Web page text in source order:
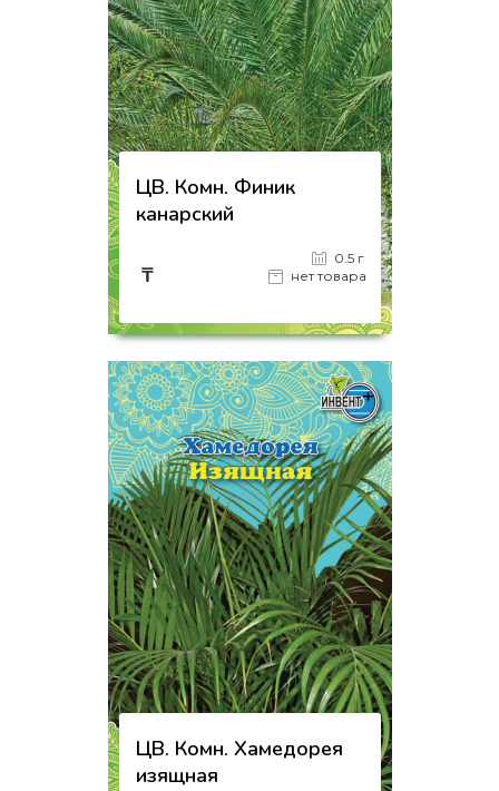
ЦВ. Комн. Финик
канарский
₸
0.5 г
нет товара
на страницу товара
ЦВ. Комн. Хамедорея
изящная